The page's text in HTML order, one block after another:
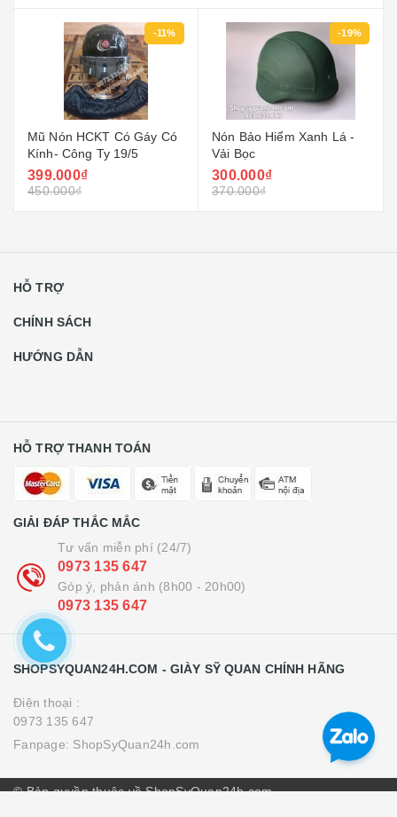
-11%
Mũ Nón HCKT Có Gáy Có
Kính- Công Ty 19/5
399.000₫
450.000₫
-19%
Nón Bảo Hiểm Xanh Lá -
Vải Bọc
300.000₫
370.000₫
HỖ TRỢ
CHÍNH SÁCH
HƯỚNG DẪN
HỖ TRỢ THANH TOÁN
GIẢI ĐÁP THẮC MẮC
Tư vấn miễn phí (24/7)
0973 135 647
Góp ý, phản ánh (8h00 - 20h00)
0973 135 647
SHOPSYQUAN24H.COM - GIÀY SỸ QUAN CHÍNH HÃNG
Điện thoại :
0973 135 647
Fanpage: ShopSyQuan24h.com
© Bản quyền thuộc về ShopSyQuan24h.com